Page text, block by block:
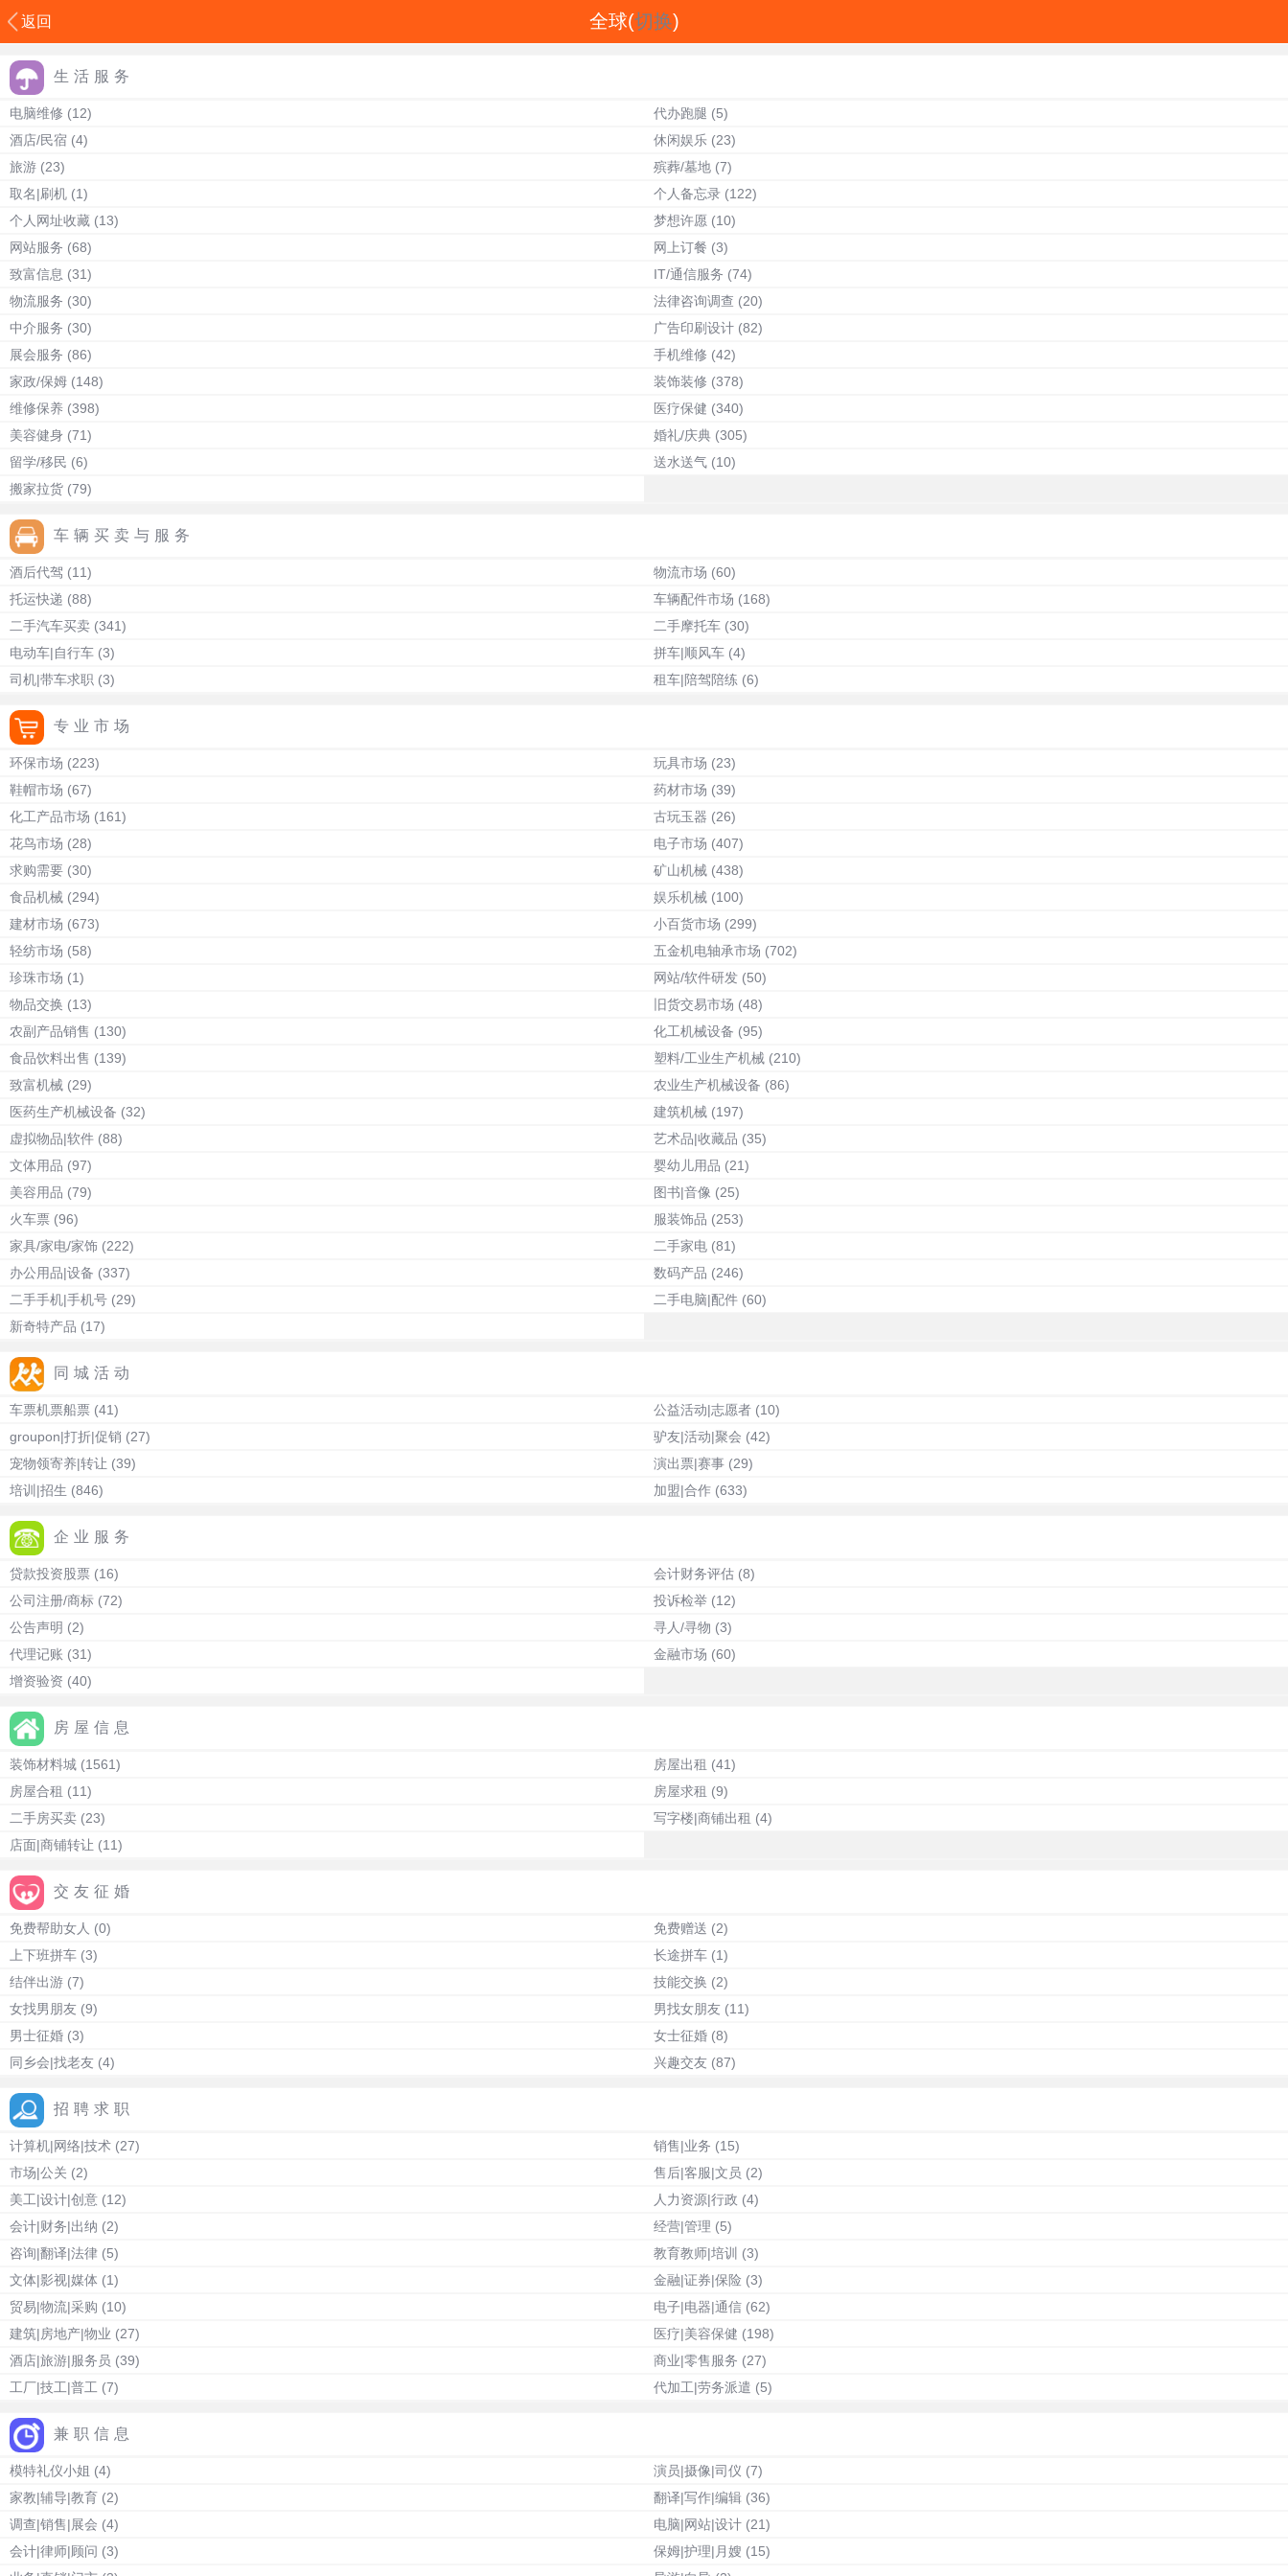
返回 全球(切换)
生活服务
电脑维修 (12) 代办跑腿 (5)
酒店/民宿 (4) 休闲娱乐 (23)
旅游 (23) 殡葬/墓地 (7)
取名|刷机 (1) 个人备忘录 (122)
个人网址收藏 (13) 梦想许愿 (10)
网站服务 (68) 网上订餐 (3)
致富信息 (31) IT/通信服务 (74)
物流服务 (30) 法律咨询调查 (20)
中介服务 (30) 广告印刷设计 (82)
展会服务 (86) 手机维修 (42)
家政/保姆 (148) 装饰装修 (378)
维修保养 (398) 医疗保健 (340)
美容健身 (71) 婚礼/庆典 (305)
留学/移民 (6) 送水送气 (10)
搬家拉货 (79)
车辆买卖与服务
酒后代驾 (11) 物流市场 (60)
托运快递 (88) 车辆配件市场 (168)
二手汽车买卖 (341) 二手摩托车 (30)
电动车|自行车 (3) 拼车|顺风车 (4)
司机|带车求职 (3) 租车|陪驾陪练 (6)
专业市场
环保市场 (223) 玩具市场 (23)
鞋帽市场 (67) 药材市场 (39)
化工产品市场 (161) 古玩玉器 (26)
花鸟市场 (28) 电子市场 (407)
求购需要 (30) 矿山机械 (438)
食品机械 (294) 娱乐机械 (100)
建材市场 (673) 小百货市场 (299)
轻纺市场 (58) 五金机电轴承市场 (702)
珍珠市场 (1) 网站/软件研发 (50)
物品交换 (13) 旧货交易市场 (48)
农副产品销售 (130) 化工机械设备 (95)
食品饮料出售 (139) 塑料/工业生产机械 (210)
致富机械 (29) 农业生产机械设备 (86)
医药生产机械设备 (32) 建筑机械 (197)
虚拟物品|软件 (88) 艺术品|收藏品 (35)
文体用品 (97) 婴幼儿用品 (21)
美容用品 (79) 图书|音像 (25)
火车票 (96) 服装饰品 (253)
家具/家电/家饰 (222) 二手家电 (81)
办公用品|设备 (337) 数码产品 (246)
二手手机|手机号 (29) 二手电脑|配件 (60)
新奇特产品 (17)
同城活动
车票机票船票 (41) 公益活动|志愿者 (10)
groupon|打折|促销 (27) 驴友|活动|聚会 (42)
宠物领寄养|转让 (39) 演出票|赛事 (29)
培训|招生 (846) 加盟|合作 (633)
企业服务
贷款投资股票 (16) 会计财务评估 (8)
公司注册/商标 (72) 投诉检举 (12)
公告声明 (2) 寻人/寻物 (3)
代理记账 (31) 金融市场 (60)
增资验资 (40)
房屋信息
装饰材料城 (1561) 房屋出租 (41)
房屋合租 (11) 房屋求租 (9)
二手房买卖 (23) 写字楼|商铺出租 (4)
店面|商铺转让 (11)
交友征婚
免费帮助女人 (0) 免费赠送 (2)
上下班拼车 (3) 长途拼车 (1)
结伴出游 (7) 技能交换 (2)
女找男朋友 (9) 男找女朋友 (11)
男士征婚 (3) 女士征婚 (8)
同乡会|找老友 (4) 兴趣交友 (87)
招聘求职
计算机|网络|技术 (27) 销售|业务 (15)
市场|公关 (2) 售后|客服|文员 (2)
美工|设计|创意 (12) 人力资源|行政 (4)
会计|财务|出纳 (2) 经营|管理 (5)
咨询|翻译|法律 (5) 教育教师|培训 (3)
文体|影视|媒体 (1) 金融|证券|保险 (3)
贸易|物流|采购 (10) 电子|电器|通信 (62)
建筑|房地产|物业 (27) 医疗|美容保健 (198)
酒店|旅游|服务员 (39) 商业|零售服务 (27)
工厂|技工|普工 (7) 代加工|劳务派遣 (5)
兼职信息
模特礼仪小姐 (4) 演员|摄像|司仪 (7)
家教|辅导|教育 (2) 翻译|写作|编辑 (36)
调查|销售|展会 (4) 电脑|网站|设计 (21)
会计|律师|顾问 (3) 保姆|护理|月嫂 (15)